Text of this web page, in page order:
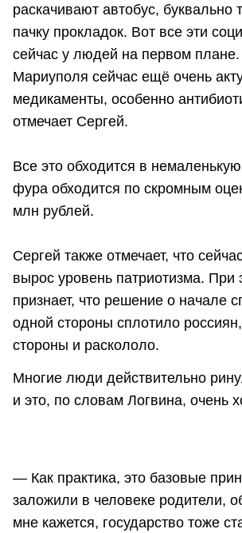
раскачивают автобус, буквально
пачку прокладок. Вот все эти
сейчас у людей на первом
Мариуполя сейчас ещё очень
медикаменты, особенно
отмечает Сергей.
Все это обходится в
фура обходится по скромным
млн рублей.
Сергей также отмечает, что
вырос уровень патриотизма. При
признает, что решение о начале
одной стороны сплотило
стороны и раскололо.
Многие люди действительно
и это, по словам Логвина, очень
— Как практика, это базовые
заложили в человеке родители,
мне кажется, государство тоже